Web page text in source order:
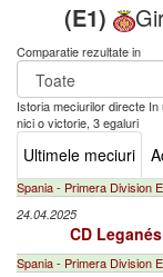
(E1)
Comparatie rezultate in
Istoria meciurilor directe In
nici o victorie, 3 egaluri
Ultimele meciuri
Spania - Primera Division
24.04.2025
CD Leganés
Spania - Primera Division